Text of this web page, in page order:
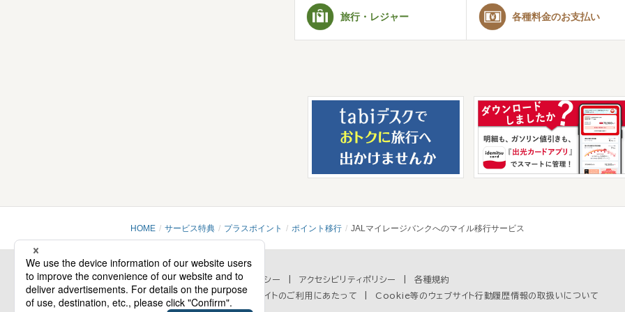
旅行・レジャー 各種料金のお支払い
HOME サービス特典 プラスポイント ポイント移行 JALマイレージバンクへのマイル移行サービス
会社情報 プライバシーポリシー セキュリティポリシー アクセシビリティポリシー
各種規約
個人情報の取扱いに関するお問い合わせ
当ウェブサイトのご利用にあたって Cookie等のウェブサイト行動履歴情報の取扱いについて